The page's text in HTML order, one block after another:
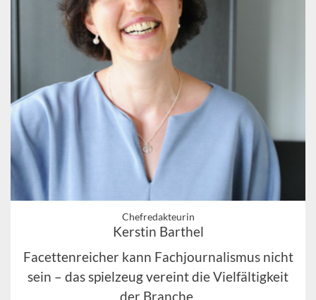
Chefredakteurin
Kerstin Barthel
Facettenreicher kann Fachjournalismus nicht
sein – das spielzeug vereint die Vielfältigkeit
der Branche.